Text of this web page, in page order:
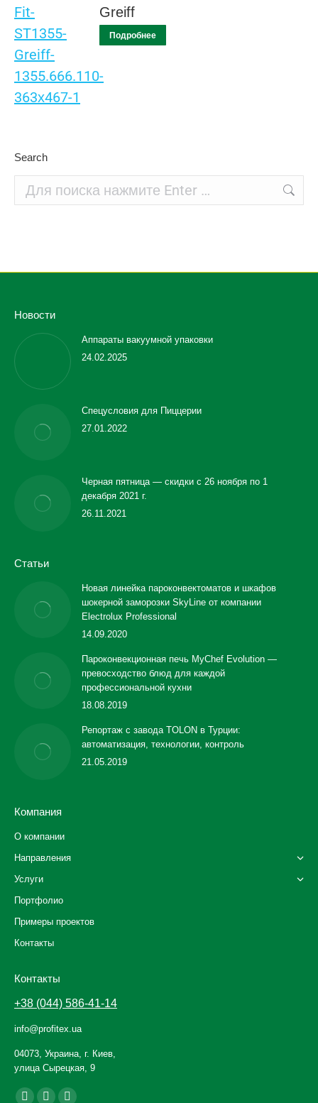
Greiff
Подробнее
Search
Новости
Аппараты вакуумной упаковки
24.02.2025
Спецусловия для Пиццерии
27.01.2022
Черная пятница — скидки с 26 ноября по 1
декабря 2021 г.
26.11.2021
Статьи
Новая линейка пароконвектоматов и шкафов
шокерной заморозки SkyLine от компании
Electrolux Professional
14.09.2020
Пароконвекционная печь MyChef Evolution —
превосходство блюд для каждой
профессиональной кухни
18.08.2019
Репортаж с завода TOLON в Турции:
автоматизация, технологии, контроль
21.05.2019
Компания
О компании
Направления
Услуги
Портфолио
Примеры проектов
Контакты
Контакты
+38 (044) 586-41-14
info@profitex.ua
04073, Украина, г. Киев,
улица Сырецкая, 9
Ищите нас: